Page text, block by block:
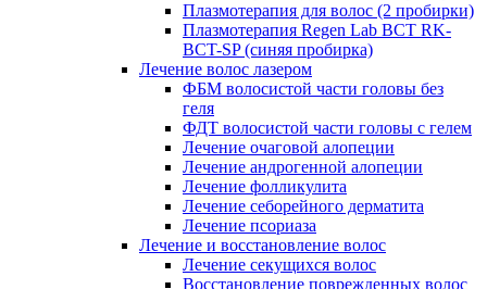
Плазмотерапия для волос (2 пробирки)
Плазмотерапия Regen Lab BCT RK-
BCT-SP (синяя пробирка)
Лечение волос лазером
ФБМ волосистой части головы без
геля
ФДТ волосистой части головы с гелем
Лечение очаговой алопеции
Лечение андрогенной алопеции
Лечение фолликулита
Лечение себорейного дерматита
Лечение псориаза
Лечение и восстановление волос
Лечение секущихся волос
Восстановление поврежденных волос